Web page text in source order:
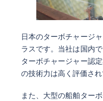
日本のターボチャージ
ラスです。当社は国内
ターボチャージャー認
の技術力は高く評価され
また、大型の船舶ター